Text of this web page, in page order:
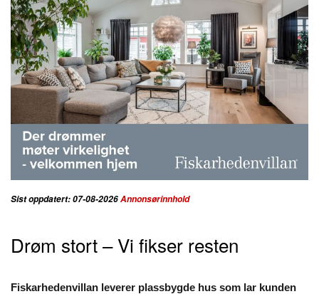
Sist oppdatert: 07-08-2026Annonsørinnhold
Drøm stort – Vi fikser resten
Fiskarhedenvillan leverer plassbygde hus som lar kunden